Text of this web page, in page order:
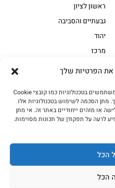
את הפרטיות שלך
כדי לספק את החוויה הטובה ביותר, אנו משתמשים בטכנולוגיות כמו קובצי Cookie
הסכמה לשימוש בטכנולוגיות אלו
או מזהים ייחודיים באתר זה. אי מתן
לרעה על תפקודן של תכונות מסוימות.
הכל
הכל
בשר בקר משובח
בשר למעשנת
חלקים אחוריים
מיוחדי מסורת1
עוף
על האש
ראשון לציון
גבעתיים והסביבה
יהוד
מרכז